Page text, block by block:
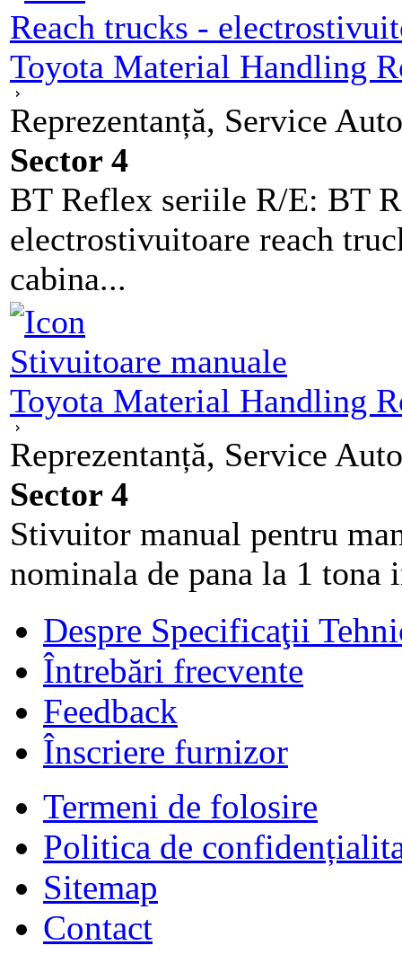
Reach trucks -
Toyota Material Handling
Reprezentanță, Service
Sector 4
BT Reflex seriile R/E: BT
electrostivuitoare reach
cabina...
Stivuitoare manuale
Toyota Material Handling
Reprezentanță, Service
Sector 4
Stivuitor manual pentru
nominala de pana la 1
Despre Specificaţii
Întrebări frecvente
Feedback
Înscriere furnizor
Termeni de folosire
Politica de
Sitemap
Contact